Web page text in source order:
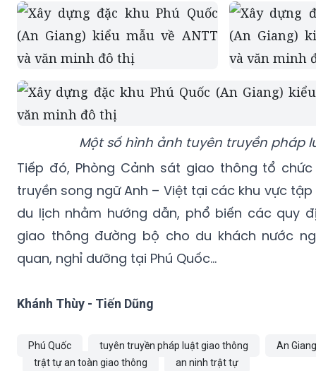
Một số hình ảnh tuyên truyền pháp
Tiếp đó, Phòng Cảnh sát giao thông tổ
truyền song ngữ Anh – Việt tại các khu vực
du lịch nhằm hướng dẫn, phổ biến các quy
giao thông đường bộ cho du khách nước
quan, nghỉ dưỡng tại Phú Quốc...
Khánh Thùy - Tiến Dũng
Phú Quốc tuyên truyền pháp luật giao thông
An Giang
trật tự an toàn giao thông
an ninh trật tự